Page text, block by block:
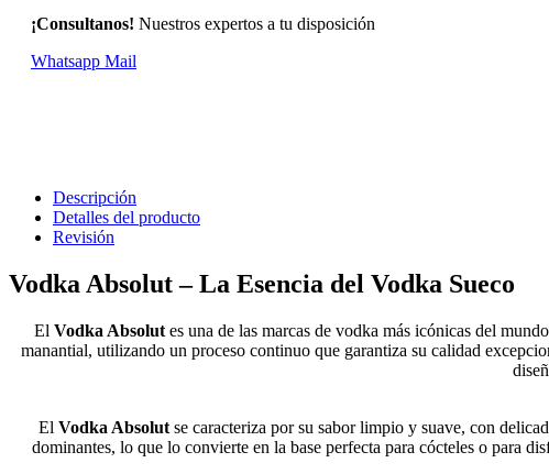
¡Consultanos! Nuestros expertos a tu disposición
Whatsapp Mail
Descripción
Detalles del producto
Revisión
Vodka Absolut – La Esencia del Vodka Sueco
El Vodka Absolutes una de las marcas de vodka más icónicas del
manantial, utilizando un proceso continuo que garantiza su calidad
El Vodka Absolutse caracteriza por su sabor limpio y suave, con
dominantes, lo que lo convierte en la base perfecta para cócteles o para